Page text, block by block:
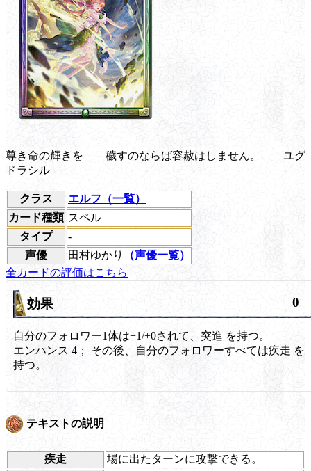
尊き命の輝きを――穢すのならば容赦はしません。――ユグ
ドラシル
クラス
エルフ（一覧）
カード種類 スペル
タイプ
-
声優
田村ゆかり
（声優一覧）
全カードの評価はこちら
効果 0
自分のフォロワー1体は+1/+0されて、 突進 を持つ。
エンハンス 4；
その後、自分のフォロワーすべては疾走 を
持つ。
テキストの説明
疾走 場に出たターンに攻撃できる。